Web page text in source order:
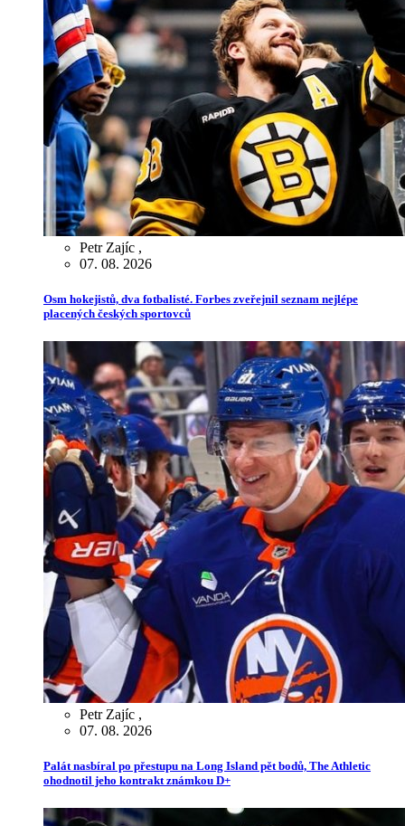
Petr Zajíc ,
07. 08. 2026
Osm hokejistů, dva fotbalisté. Forbes zveřejnil seznam nejlépe
placených českých sportovců
Petr Zajíc ,
07. 08. 2026
Palát nasbíral po přestupu na Long Island pět bodů, The Athletic
ohodnotil jeho kontrakt známkou D+